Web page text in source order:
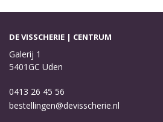
DE VISSCHERIE | CENTRUM
Galerij 1
5401GC Uden
0413 26 45 56
bestellingen@devisscherie.nl